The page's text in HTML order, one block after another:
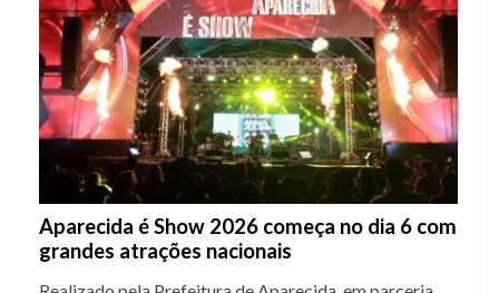
Aparecida é Show 2026 começa no dia 6 com
grandes atrações nacionais